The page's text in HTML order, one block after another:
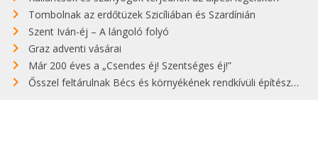
Tombolnak az erdőtüzek Szicíliában és Szardínián
Szent Iván-éj – A lángoló folyó
Graz adventi vásárai
Már 200 éves a „Csendes éj! Szentséges éj!”
Ősszel feltárulnak Bécs és környékének rendkívüli építészeti kincsei